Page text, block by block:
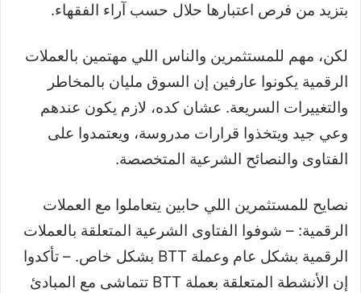
بتزيد من فرص اعتبارها حلال حسب آراء الفقهاء.
لكن، مهم للمستثمرين والناس اللي مهتمين بالعملات
الرقمية يكونوا عارفين إن السوق مليان بالمخاطر
والتغييرات السريعة. عشان كده، لازم يكون عندهم
وعي جيد ويتخذوا قرارات مدروسة، ويعتمدوا على
الفتاوى والنصائح الشرعية المتخصصة.
نصايح للمستثمرين اللي حابين يتعاملوا مع العملات
الرقمية: – شوفوا الفتاوى الشرعية المتعلقة بالعملات
الرقمية بشكل عام وعملة BTT بشكل خاص. – تأكدوا
إن الأنشطة المتعلقة بعملة BTT تتماشى مع المبادئ